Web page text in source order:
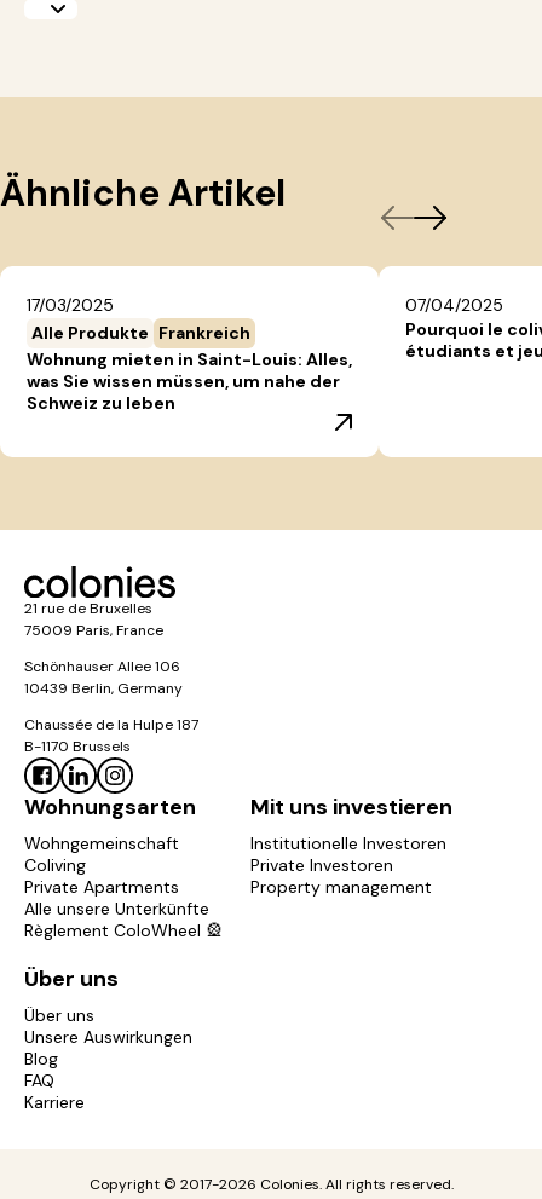
Ähnliche Artikel
17/03/2025
Alle Produkte Frankreich
Wohnung mieten in Saint-Louis: Alles,
was Sie wissen müssen, um nahe der
Schweiz zu leben
07/04/2025
Pourquoi le
étudiants et
21 rue de Bruxelles
75009 Paris, France
Schönhauser Allee 106
10439 Berlin, Germany
Chaussée de la Hulpe 187
B-1170 Brussels
Wohnungsarten
Wohngemeinschaft
Coliving
Private Apartments
Alle unsere Unterkünfte
Règlement ColoWheel 🎡
Mit uns investieren
Institutionelle Investoren
Private Investoren
Property management
Über uns
Über uns
Unsere Auswirkungen
Blog
FAQ
Karriere
Copyright © 2017-2026 Colonies. All rights reserved.